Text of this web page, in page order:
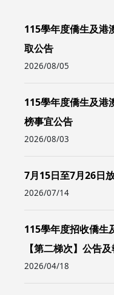
115學年度僑生及港
取公告
2026/08/05
115學年度僑生及港
榜事宜公告
2026/08/03
7月15日至7月26日
2026/07/14
115學年度招收僑生
【第二梯次】公告
2026/04/18